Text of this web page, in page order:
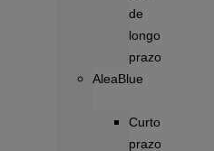
de
longo
prazo
AleaBlue
Curto
prazo